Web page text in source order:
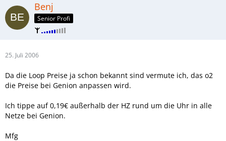
Benj
Senior Profi
25. Juli 2006
Da die Loop Preise ja schon bekannt sind vermute ich, das o2
die Preise bei Genion anpassen wird.
Ich tippe auf 0,19€ außerhalb der HZ rund um die Uhr in alle
Netze bei Genion.
Mfg